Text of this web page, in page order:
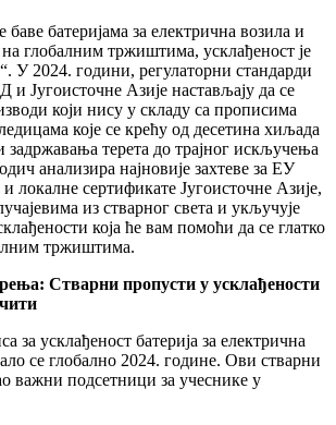
баве батеријама за електрична возила и
на глобалним тржиштима, усклађеност је
У 2024. години, регулаторни стандарди
Југоисточне Азије настављају да се
који нису у складу са прописима
које се крећу од десетина хиљада
задржавања терета до трајног искључења
анализира најновије захтеве за ЕУ
локалне сертификате Југоисточне Азије,
из стварног света и укључује
која ће вам помоћи да се глатко
тржиштима.
Стварни пропусти у усклађености
за усклађеност батерија за електрична
се глобално 2024. године. Ови стварни
важни подсетници за учеснике у